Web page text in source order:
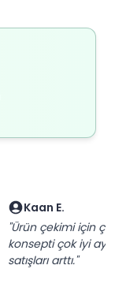
Kaan E.
"Ürün çekimi için
konsepti çok iyi
satışları arttı."